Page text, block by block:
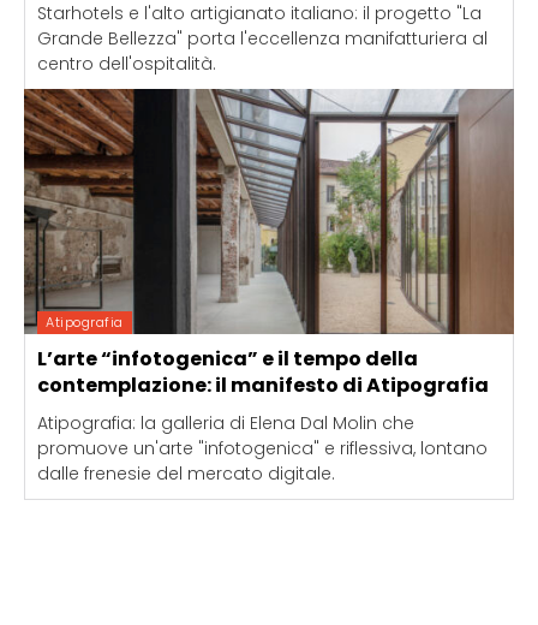
Starhotels e l'alto artigianato italiano: il progetto "La
Grande Bellezza" porta l'eccellenza manifatturiera al
centro dell'ospitalità.
Atipografia
L’arte “infotogenica” e il tempo della
contemplazione: il manifesto di Atipografia
Atipografia: la galleria di Elena Dal Molin che
promuove un'arte "infotogenica" e riflessiva, lontano
dalle frenesie del mercato digitale.